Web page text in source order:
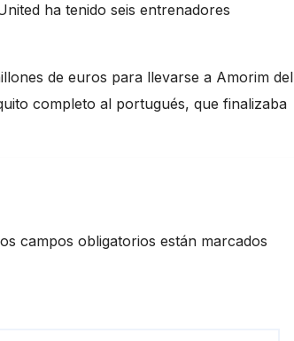
ha tenido seis entrenadores
de euros para llevarse a Amorim del
completo al portugués, que finalizaba
campos obligatorios están marcados